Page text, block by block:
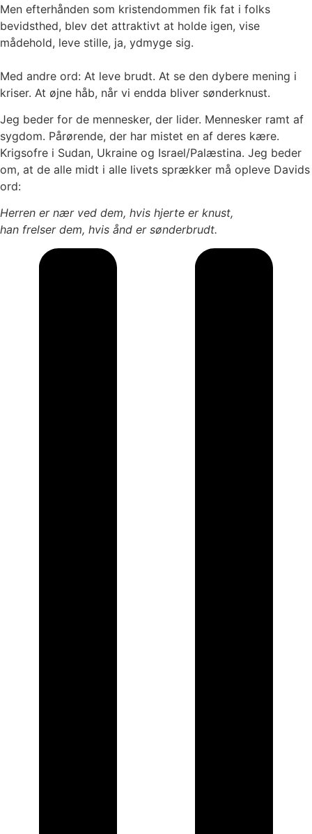
Men efterhånden som kristendommen fik fat i folks
bevidsthed, blev det attraktivt at holde igen, vise
mådehold, leve stille, ja, ydmyge sig.
Med andre ord: At leve brudt. At se den dybere mening i
kriser. At øjne håb, når vi endda bliver sønderknust.
Jeg beder for de mennesker, der lider. Mennesker ramt af
sygdom. Pårørende, der har mistet en af deres kære.
Krigsofre i Sudan, Ukraine og Israel/Palæstina. Jeg beder
om, at de alle midt i alle livets sprækker må opleve Davids
ord:
Herren er nær ved dem, hvis hjerte er knust,
han frelser dem, hvis ånd er sønderbrudt.